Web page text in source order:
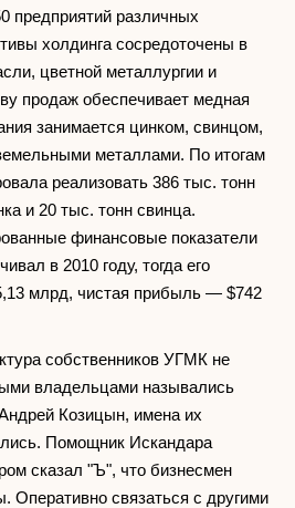
предприятий различных
холдинга сосредоточены в
цветной металлургии и
продаж обеспечивает медная
занимается цинком, свинцом,
металлами. По итогам
реализовать 386 тыс. тонн
и 20 тыс. тонн свинца.
финансовые показатели
в 2010 году, тогда его
млрд, чистая прибыль — $742
собственников УГМК не
владельцами назывались
Козицын, имена их
Помощник Искандара
сказал "Ъ", что бизнесмен
Оперативно связаться с другими